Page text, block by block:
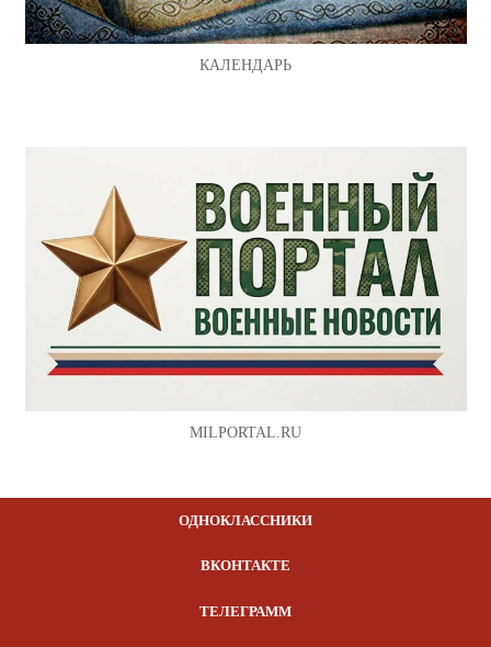
КАЛЕНДАРЬ
MILPORTAL.RU
ОДНОКЛАССНИКИ
ВКОНТАКТЕ
ТЕЛЕГРАММ